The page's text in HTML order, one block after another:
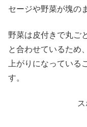
セージや野菜が塊の
野菜は皮付きで丸ご
と合わせているため
上がりになっている
す。